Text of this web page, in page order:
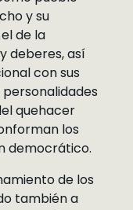
y su
de la
deberes, así
con sus
quehacer
los
democrático.
de los
también a